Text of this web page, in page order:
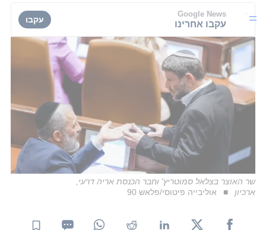
Google News
עקבו אחרינו עקבו
שר האוצר בצלאל סמוטריץ' וחבר הכנסת אריה דרעי,
ארכיון
אוליבייה פיטוסי/פלאש 90